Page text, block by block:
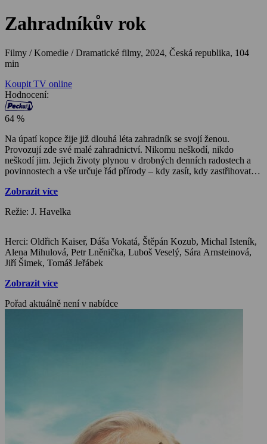
Zahradníkův rok
Filmy / Komedie / Dramatické filmy, 2024, Česká republika, 104
min
Koupit TV online
Hodnocení:
64 %
Na úpatí kopce žije již dlouhá léta zahradník se svojí ženou.
Provozují zde své malé zahradnictví. Nikomu neškodí, nikdo
neškodí jim. Jejich životy plynou v drobných denních radostech a
povinnostech a vše určuje řád přírody – kdy zasít, kdy zastřihovat,
kopci stojí zámek. A v zámku se hodlá usadit nový majitel. Usadit
Zahradnictví těmto plánům značně překáží, a tak je třeba jej
dobrém, přikročí se k razantnějšímu „vyjednávání“. Během pár dní
se všude kolem objeví plot s žiletkovým drátem a na příjezdové
cestě závora, kterou střeží svérázný sekuriťák.
Zobrazit více
Režie: J. Havelka
Herci: Oldřich Kaiser, Dáša Vokatá, Štěpán Kozub, Michal Isteník,
Alena Mihulová, Petr Lněnička, Luboš Veselý, Sára Arnsteinová,
Jiří Šimek, Tomáš Jeřábek
Zobrazit více
Pořad aktuálně není v nabídce